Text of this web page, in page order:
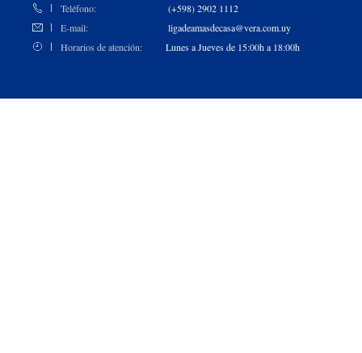
Teléfono:
(+598) 2902 1112
E-mail:
ligadeamasdecasa@vera.com.uy
Horarios de atención:
Lunes a Jueves de 15:00h a 18:00h